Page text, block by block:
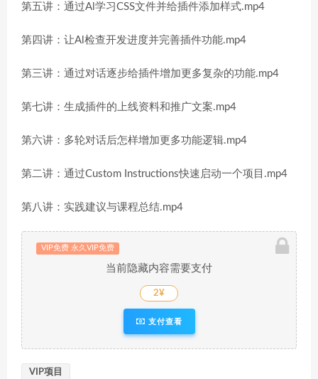
第五讲：通过Al学习CSS文件并给插件添加样式.mp4
第四讲：让Al检查开发进度并完善插件功能.mp4
第三讲：通过对话逐步给插件增加更多复杂的功能.mp4
第七讲：生成插件的上线资料和推广文案.mp4
第六讲：多轮对话后怎样增加更多功能逻辑.mp4
第二讲：通过Custom Instructions快速启动一个项目.mp4
第八讲：实践建议与课程总结.mp4
VIP免费 永久VIP免费
当前隐藏内容需要支付
2¥
支付查看
VIP项目